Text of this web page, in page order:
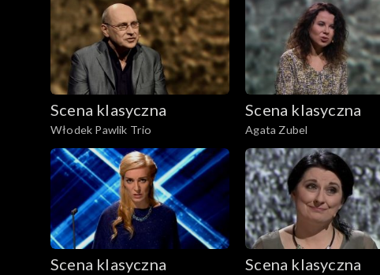
Scena klasyczna
Włodek Pawlik Trio
Scena klasyczna
Agata Zubel
Scena klasyczna Scena klasyczna